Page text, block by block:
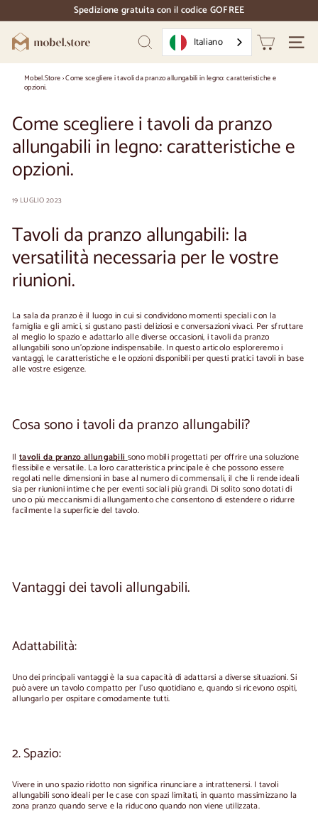
al
contenuto
pausa
diapositive
Spedizione gratuita con il codice GOFREE
M
o
l.
S
t
o
r
e
Ricerca Italiano
Mobel.Store›Come scegliere i tavoli da pranzo allungabili in legno: caratteristiche e
opzioni.
Come scegliere i tavoli da pranzo
allungabili in legno: caratteristiche e
opzioni.
19 LUGLIO 2023
Tavoli da pranzo allungabili: la
versatilità necessaria per le vostre
riunioni.
La sala da pranzo è il luogo in cui si condividono momenti speciali con la
famiglia e gli amici, si gustano pasti deliziosi e conversazioni vivaci. Per sfruttare
al meglio lo spazio e adattarlo alle diverse occasioni, i tavoli da pranzo
allungabili sono un'opzione indispensabile. In questo articolo esploreremo i
vantaggi, le caratteristiche e le opzioni disponibili per questi pratici tavoli in base
alle vostre esigenze.
Cosa sono i tavoli da pranzo allungabili?
Il tavoli da pranzo allungabilisono mobili progettati per offrire una soluzione
flessibile e versatile. La loro caratteristica principale è che possono essere
regolati nelle dimensioni in base al numero di commensali, il che li rende ideali
sia per riunioni intime che per eventi sociali più grandi. Di solito sono dotati di
uno o più meccanismi di allungamento che consentono di estendere o ridurre
facilmente la superficie del tavolo.
Vantaggi dei tavoli allungabili.
Adattabilità:
Uno dei principali vantaggi è la sua capacità di adattarsi a diverse situazioni. Si
può avere un tavolo compatto per l'uso quotidiano e, quando si ricevono ospiti,
allungarlo per ospitare comodamente tutti.
2. Spazio:
Vivere in uno spazio ridotto non significa rinunciare a intrattenersi. I tavoli
allungabili sono ideali per le case con spazi limitati, in quanto massimizzano la
zona pranzo quando serve e la riducono quando non viene utilizzata.